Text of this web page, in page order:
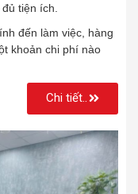
tiện ích.
đến làm việc, hàng
khoản chi phí nào
Chi tiết..